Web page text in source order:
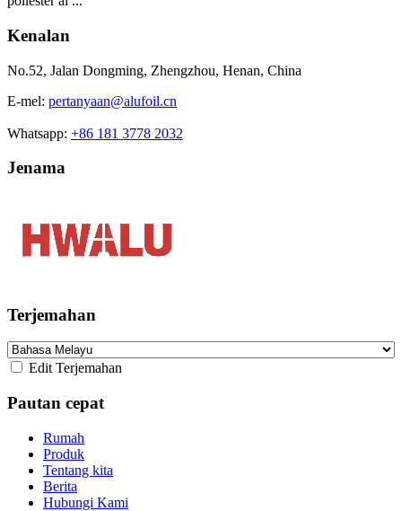
Kenalan
No.52, Jalan Dongming, Zhengzhou, Henan, China
E-mel: pertanyaan@alufoil.cn
Whatsapp: +86 181 3778 2032
Jenama
Terjemahan
Edit Terjemahan
Pautan cepat
Rumah
Produk
Tentang kita
Berita
Hubungi Kami